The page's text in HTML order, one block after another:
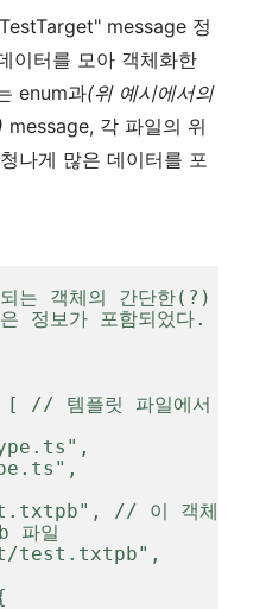
message 정
이터를 모아 객체화한
enum과(위 예시에서의
message, 각 파일의 위
나게 많은 데이터를 포
는 객체의 간단한(?)
정보가 포함되었다.
템플릿 파일에서
// 이 객체
파일
test.txtpb",